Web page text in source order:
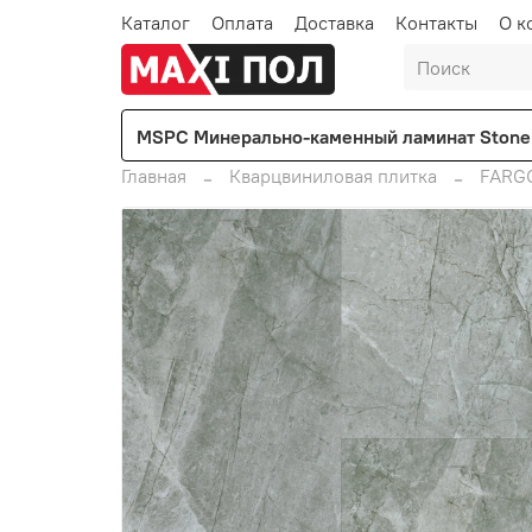
Каталог Оплата Доставка Контакты О
MSPC Минерально-каменный ламинат
Главная
Кварцвиниловая плитка